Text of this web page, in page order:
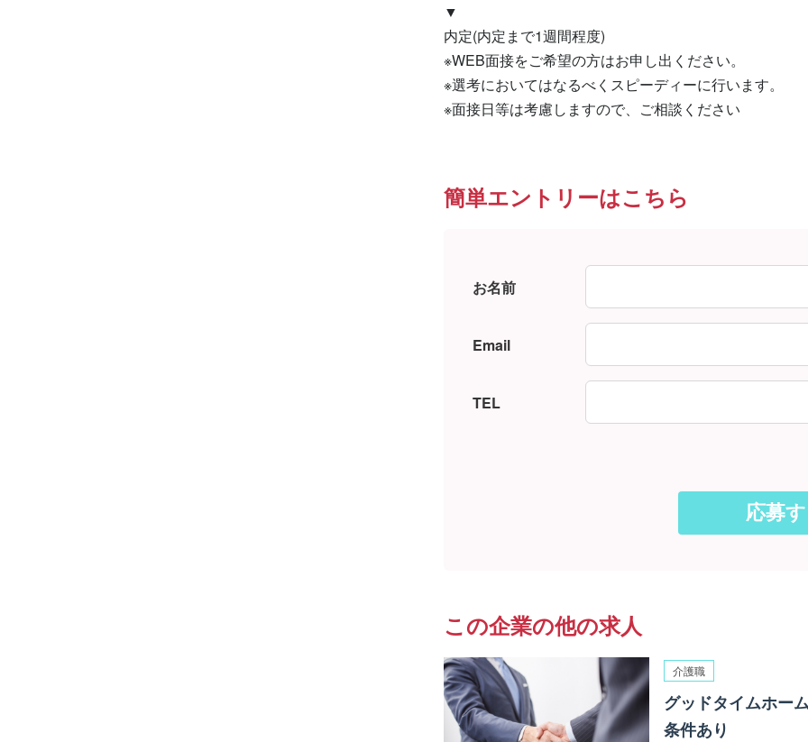
▼
内定(内定まで1週間程度)
※WEB面接をご希望の方はお申し出ください。
※選考においてはなるべくスピーディーに行います。
※面接日等は考慮しますので、ご相談ください
簡単エントリーはこちら
お名前
Email
TEL
この企業の他の求人
介護職
グッドタイムホー
条件あり